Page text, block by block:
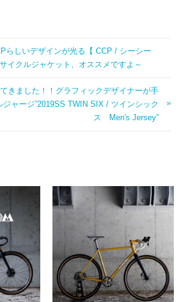
らしいデザインが光る【 CCP / シーシー
イクルジャケット、オススメですよ～
きました！！グラフィックデザイナーが手
ジャージ”2019SS TWIN SIX / ツインシック
ス Men′s Jersey”